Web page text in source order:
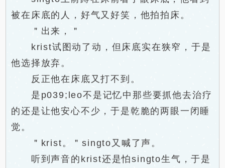
被在床底的人，好气又好笑，他拍拍床。
＂出来，＂
krist试图动了动，但床底实在狭窄，于是
他选择放弃。
反正他在床底又打不到。
是p039;leo不是记忆中那些要抓他去治疗
的还是让他安心不少，于是乾脆的两眼一闭睡
觉。
＂krist。＂singto又喊了声。
听到声音的krist还是怕singto生气，于是